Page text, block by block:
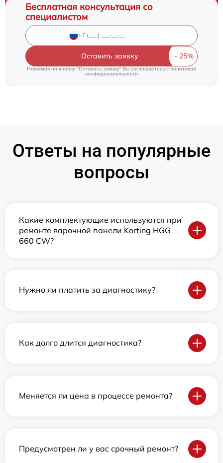
Бесплатная консультация со
специалистом
Оставить заявку
Нажимая на кнопку "Оставить заявку" Вы соглашаетесь cполитикой
конфиденциальности
Ответы на популярные
вопросы
Какие комплектующие используются при
ремонте варочной панели Korting HGG
660 CW?
Нужно ли платить за диагностику?
Как долго длится диагностика?
Меняется ли цена в процессе ремонта?
Предусмотрен ли у вас срочный ремонт?